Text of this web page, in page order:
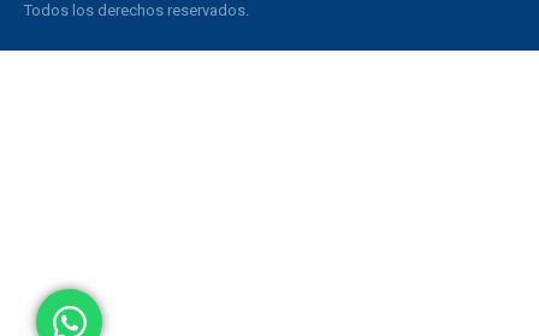
Todos los derechos reservados.